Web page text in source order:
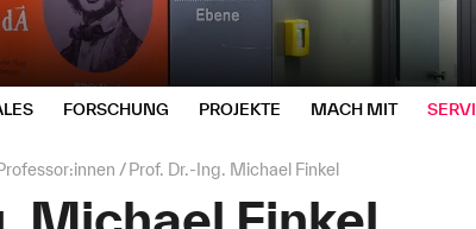
FORSCHUNG PROJEKTE MACH MIT
Prof. Dr.-Ing. Michael Finkel